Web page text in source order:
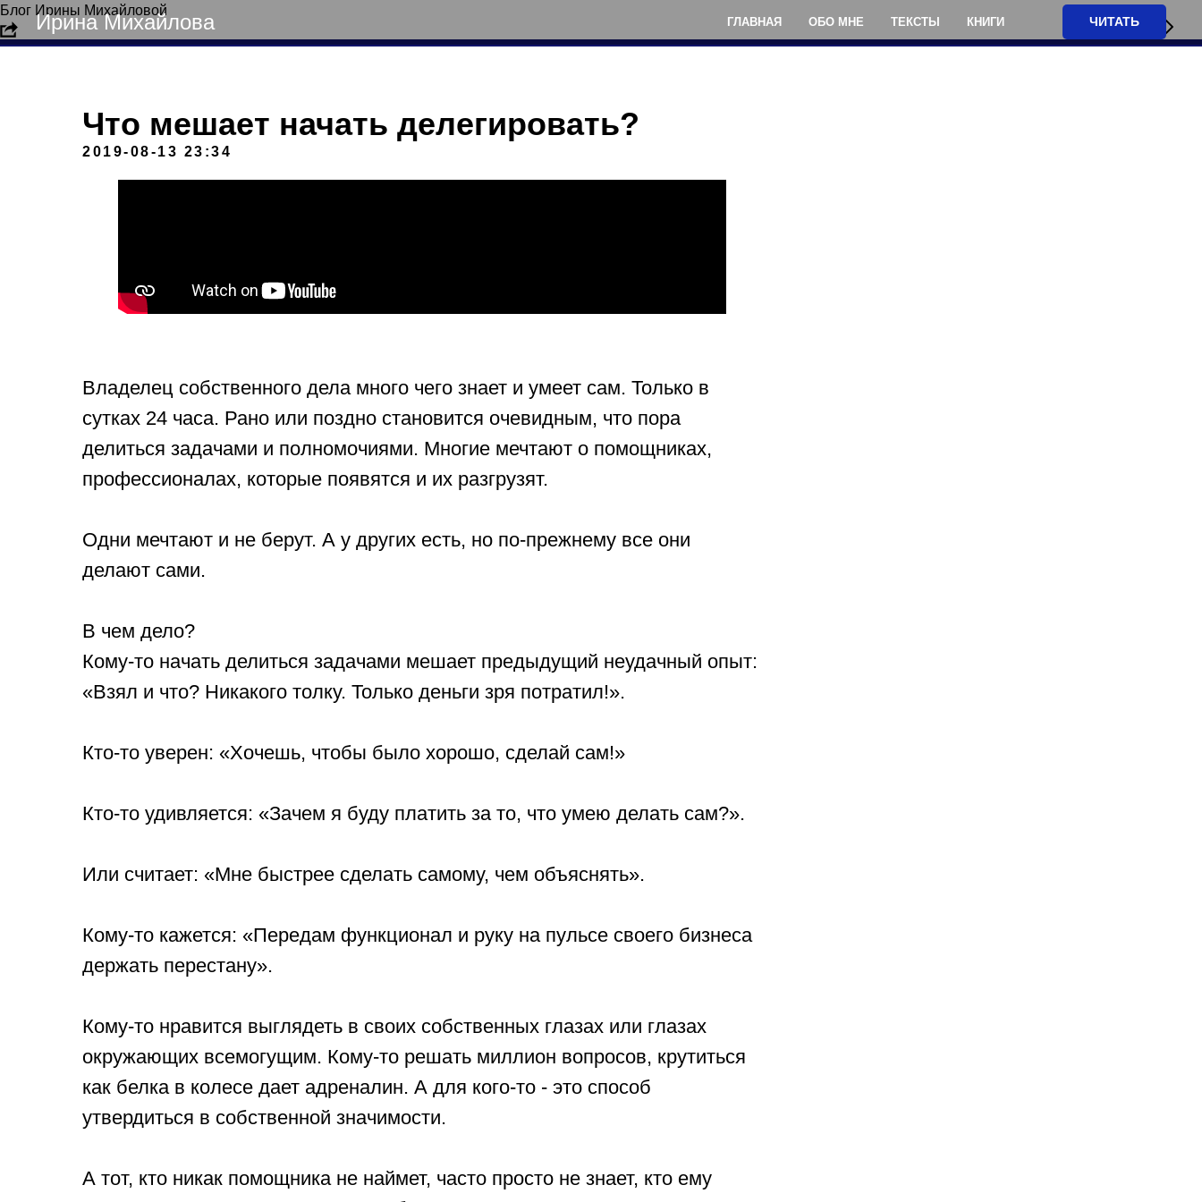
Блог Ирины Михайловой
Что мешает начать делегировать?
2019-08-13 23:34
Владелец собственного дела много чего знает и умеет сам. Только в
сутках 24 часа. Рано или поздно становится очевидным, что пора
делиться задачами и полномочиями. Многие мечтают о помощниках,
профессионалах, которые появятся и их разгрузят.
Одни мечтают и не берут. А у других есть, но по-прежнему все они
делают сами.
В чем дело?
Кому-то начать делиться задачами мешает предыдущий неудачный опыт:
«Взял и что? Никакого толку. Только деньги зря потратил!».
Кто-то уверен: «Хочешь, чтобы было хорошо, сделай сам!»
Кто-то удивляется: «Зачем я буду платить за то, что умею делать сам?».
Или считает: «Мне быстрее сделать самому, чем объяснять».
Кому-то кажется: «Передам функционал и руку на пульсе своего бизнеса
держать перестану».
Кому-то нравится выглядеть в своих собственных глазах или глазах
окружающих всемогущим. Кому-то решать миллион вопросов, крутиться
как белка в колесе дает адреналин. А для кого-то - это способ
утвердиться в собственной значимости.
А тот, кто никак помощника не наймет, часто просто не знает, кто ему
Ирина Михайлова ГЛАВНАЯ ОБО МНЕ ТЕКСТЫ КНИГИ ЧИТАТЬ